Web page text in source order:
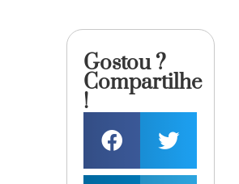
Gostou ?
Compartilhe
!